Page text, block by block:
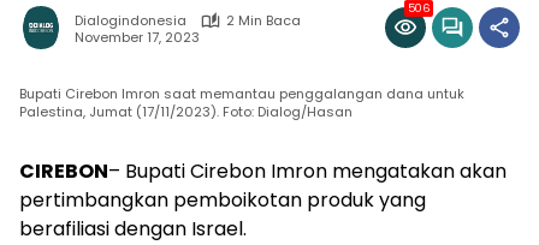
Dialogindonesia
2 Min Baca
November 17, 2023
506
Bupati Cirebon Imron saat memantau penggalangan dana untuk
Palestina, Jumat (17/11/2023). Foto: Dialog/Hasan
CIREBON– Bupati Cirebon Imron mengatakan akan
pertimbangkan pemboikotan produk yang
berafiliasi dengan Israel.